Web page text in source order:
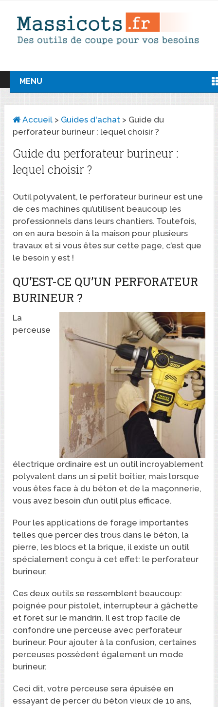
MENU
Accueil > Guides d'achat > Guide du
perforateur burineur : lequel choisir ?
Guide du perforateur burineur :
lequel choisir ?
Outil polyvalent, le perforateur burineur est une
de ces machines qu’utilisent beaucoup les
professionnels dans leurs chantiers. Toutefois,
on en aura besoin à la maison pour plusieurs
travaux et si vous êtes sur cette page, c’est que
le besoin y est !
QU’EST-CE QU’UN PERFORATEUR
BURINEUR ?
La
perceuse
électrique ordinaire est un outil incroyablement
polyvalent dans un si petit boîtier, mais lorsque
vous êtes face à du béton et de la maçonnerie,
vous avez besoin d’un outil plus efficace.
Pour les applications de forage importantes
telles que percer des trous dans le béton, la
pierre, les blocs et la brique, il existe un outil
spécialement conçu à cet effet: le perforateur
burineur.
Ces deux outils se ressemblent beaucoup:
poignée pour pistolet, interrupteur à gâchette
et foret sur le mandrin. Il est trop facile de
confondre une perceuse avec perforateur
burineur. Pour ajouter à la confusion, certaines
perceuses possèdent également un mode
burineur.
Ceci dit, votre perceuse sera épuisée en
essayant de percer du béton vieux de 10 ans,